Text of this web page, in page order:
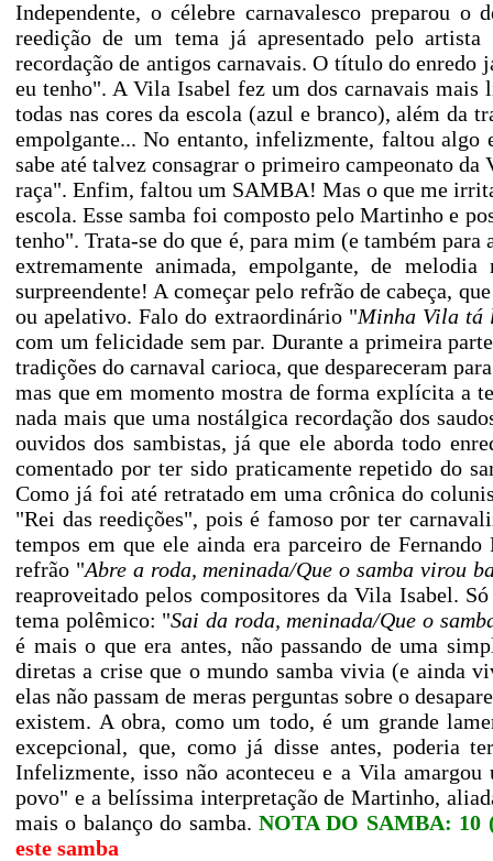
Independente, o célebre carnavalesco preparou
reedição de um tema já apresentado pelo
recordação de antigos carnavais. O título do enredo
eu tenho". A Vila Isabel fez um dos carnavais mais
todas nas cores da escola (azul e branco), além da
empolgante... No entanto, infelizmente, faltou
sabe até talvez consagrar o primeiro campeonato
raça". Enfim, faltou um SAMBA! Mas o que me
escola. Esse samba foi composto pelo Martinho e
tenho". Trata-se do que é, para mim (e também
extremamente animada, empolgante, de
surpreendente! A começar pelo refrão de cabeça,
ou apelativo. Falo do extraordinário "Minha Vila tá
com um felicidade sem par. Durante a primeira
tradições do carnaval carioca, que despareceram
mas que em momento mostra de forma explícita a
nada mais que uma nostálgica recordação dos
ouvidos dos sambistas, já que ele aborda todo
comentado por ter sido praticamente repetido do
Como já foi até retratado em uma crônica do
"Rei das reedições", pois é famoso por ter
tempos em que ele ainda era parceiro de
refrão "Abre a roda, meninada/Que o samba virou
reaproveitado pelos compositores da Vila Isabel.
tema polêmico: "Sai da roda, meninada/Que o
é mais o que era antes, não passando de uma
diretas a crise que o mundo samba vivia (e ainda
elas não passam de meras perguntas sobre o
existem. A obra, como um todo, é um grande
excepcional, que, como já disse antes, poderia
Infelizmente, isso não aconteceu e a Vila
povo" e a belíssima interpretação de Martinho,
mais o balanço do samba. NOTA DO SAMBA: 10
este samba